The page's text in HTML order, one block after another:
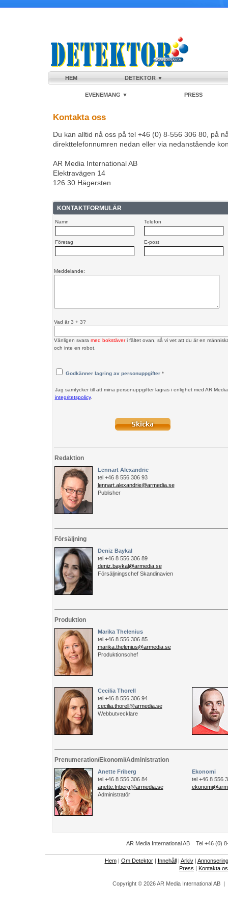
HEM DETEKTOR ▼
EVENEMANG ▼ PRESS
Kontakta oss
Du kan alltid nå oss på tel +46 (0) 8-556 306 80, på
direkttelefonnumren nedan eller via nedanstående
AR Media International AB
Elektravägen 14
126 30 Hägersten
KONTAKTFORMULÄR
Namn Telefon
Företag E-post
Meddelande:
Vad är 3 + 3?
Vänligen svara med bokstäveri fältet ovan, så vi vet att du är en
och inte en robot.
Godkänner lagring av personuppgifter*
Jag samtycker till att mina personuppgifter lagras i enlighet med AR
integritetspolicy.
Redaktion
Lennart Alexandrie
tel +46 8 556 306 93
lennart.alexandrie@armedia.se
Publisher
Försäljning
Deniz Baykal
tel +46 8 556 306 89
deniz.baykal@armedia.se
Försäljningschef Skandinavien
Produktion
Marika Thelenius
tel +46 8 556 306 85
marika.thelenius@armedia.se
Produktionschef
Cecilia Thorell
tel +46 8 556 306 94
cecilia.thorell@armedia.se
Webbutvecklare
Prenumeration/Ekonomi/Administration
Anette Friberg
tel +46 8 556 306 84
anette.friberg@armedia.se
Administratör
Ekonomi
tel +46 8 556
AR Media International AB Tel +46 (0)
Hem| Om Detektor| Innehåll| Arkiv| Annonsering
Press | Kontakta
Copyright © 2026 AR Media International AB